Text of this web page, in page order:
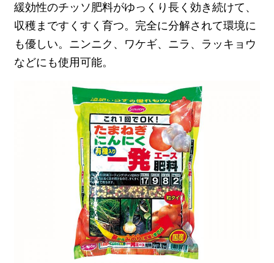
緩効性のチッソ肥料がゆっくり長く効き続けて、
収穫まですくすく育つ。完全に分解されて環境に
も優しい。ニンニク、ワケギ、ニラ、ラッキョウ
などにも使用可能。